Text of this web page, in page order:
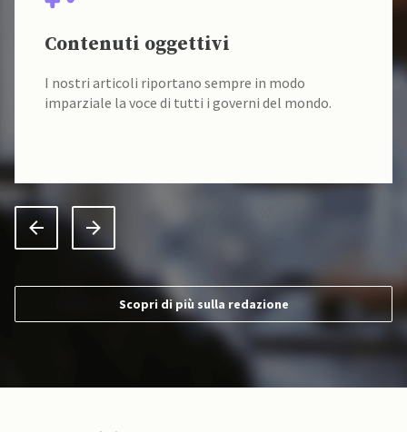
Contenuti oggettivi
I nostri articoli riportano sempre in modo
imparziale la voce di tutti i governi del mondo.
Scopri di più sulla redazione